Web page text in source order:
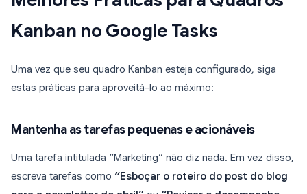
Kanban no Google Tasks
Uma vez que seu quadro Kanban esteja configurado, siga
estas práticas para aproveitá-lo ao máximo:
Mantenha as tarefas pequenas e acionáveis
Uma tarefa intitulada “Marketing” não diz nada. Em vez disso,
escreva tarefas como “Esboçar o roteiro do post do blog